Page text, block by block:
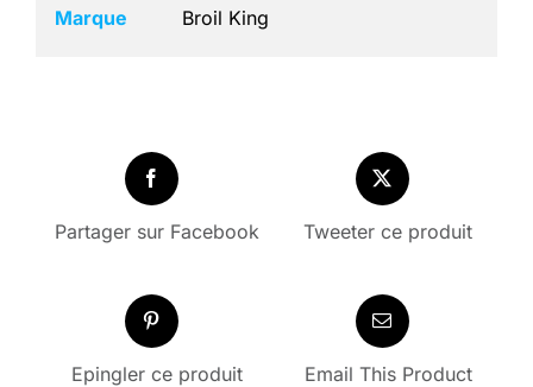
Marque
Broil King
Partager sur Facebook Tweeter ce produit
Epingler ce produit Email This Product